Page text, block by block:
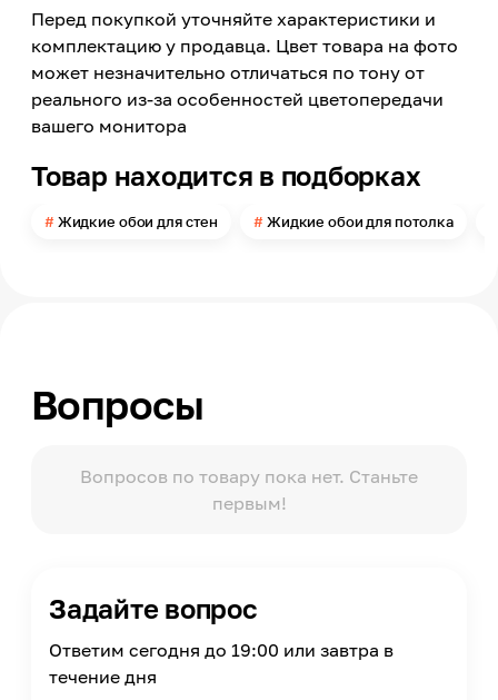
Цвет заявленный производителем
Темная бронза
1110
Гладкая
Можно мыть
Нет
Victoria Du Monde Versailles
Упаковка
Перед покупкой уточняйте характеристики и
комплектацию у продавца. Цвет товара на фото
может незначительно отличаться по тону от
реального из-за особенностей цветопередачи
вашего монитора
Товар находится в подборках
Жидкие обои для стен Жидкие обои для потолка
Вопросы
Вопросов по товару пока нет. Станьте
первым!
Задайте вопрос
Ответим сегодня до 19:00 или завтра в
течение дня